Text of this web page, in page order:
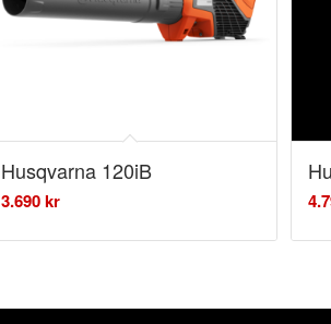
Husqvarna 120iB
3.690kr